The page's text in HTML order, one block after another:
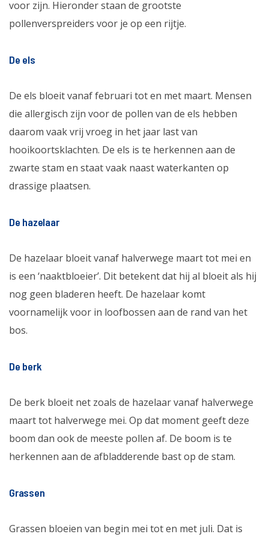
voor zijn. Hieronder staan de grootste
pollenverspreiders voor je op een rijtje.
De els
De els bloeit vanaf februari tot en met maart. Mensen
die allergisch zijn voor de pollen van de els hebben
daarom vaak vrij vroeg in het jaar last van
hooikoortsklachten. De els is te herkennen aan de
zwarte stam en staat vaak naast waterkanten op
drassige plaatsen.
De hazelaar
De hazelaar bloeit vanaf halverwege maart tot mei en
is een ‘naaktbloeier’. Dit betekent dat hij al bloeit als hij
nog geen bladeren heeft. De hazelaar komt
voornamelijk voor in loofbossen aan de rand van het
bos.
De berk
De berk bloeit net zoals de hazelaar vanaf halverwege
maart tot halverwege mei. Op dat moment geeft deze
boom dan ook de meeste pollen af. De boom is te
herkennen aan de afbladderende bast op de stam.
Grassen
Grassen bloeien van begin mei tot en met juli. Dat is